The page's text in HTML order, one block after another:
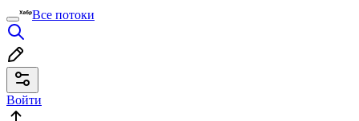
Все потоки
Войти